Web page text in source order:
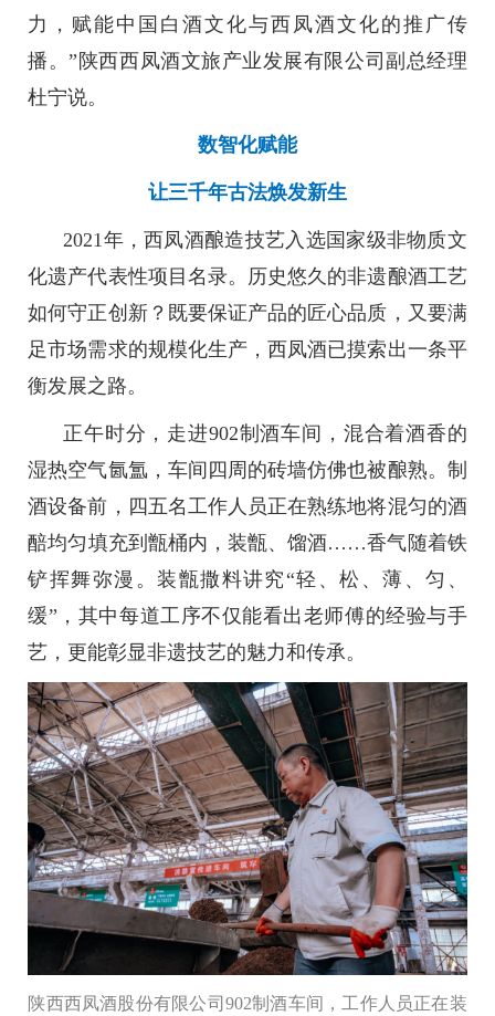
力，赋能中国白酒文化与西凤酒文化的推广传
播。”陕西西凤酒文旅产业发展有限公司副总经理
杜宁说。
数智化赋能
让三千年古法焕发新生
2021年，西凤酒酿造技艺入选国家级非物质文
化遗产代表性项目名录。历史悠久的非遗酿酒工艺
如何守正创新？既要保证产品的匠心品质，又要满
足市场需求的规模化生产，西凤酒已摸索出一条平
衡发展之路。
正午时分，走进902制酒车间，混合着酒香的
湿热空气氤氲，车间四周的砖墙仿佛也被酿熟。制
酒设备前，四五名工作人员正在熟练地将混匀的酒
醅均匀填充到甑桶内，装甑、馏酒……香气随着铁
铲挥舞弥漫。装甑撒料讲究“轻、松、薄、匀、
缓”，其中每道工序不仅能看出老师傅的经验与手
艺，更能彰显非遗技艺的魅力和传承。
陕西西凤酒股份有限公司902制酒车间，工作人员正在装